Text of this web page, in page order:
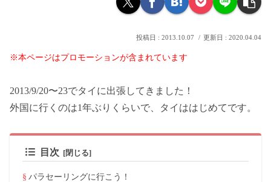
2013.10.07 2020.04.04
※本ページはプロモーションが含まれています
2013/9/20〜23でタイに出張してきました！
外国に行くのは1年ぶりくらいで、タイははじめてです。
目次
パラセーリングに行こう！